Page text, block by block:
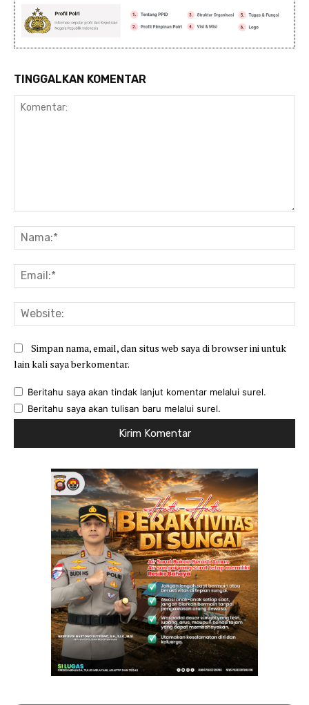
TINGGALKAN KOMENTAR
Simpan nama, email, dan situs web saya di browser ini untuk
lain kali saya berkomentar.
Beritahu saya akan tindak lanjut komentar melalui surel.
Beritahu saya akan tulisan baru melalui surel.